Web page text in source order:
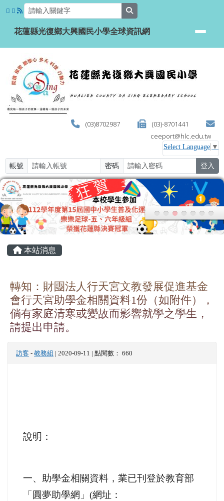
跳至主內容區
花蓮縣光復鄉大興國民小學全球資
花蓮縣光復鄉大興國民小學全球資訊網
(03)8702987
(03)-8701441
ceeport@hlc.edu.tw
Select Language ▼
帳號 密碼 登入
主內容區域
本站消息
轉知：財團法人行天宮文教發展促進基金
會行天宮助學金相關資料1份（如附件），
倘有家庭清寒或變故而影響就學之學生，
請提出申請。
訪客 - 教務組 | 2020-09-11 | 點閱數： 660
說明：
一、助學金相關資料，業已刊登於教育部
「圓夢助學網」(網址：
頁尾區域